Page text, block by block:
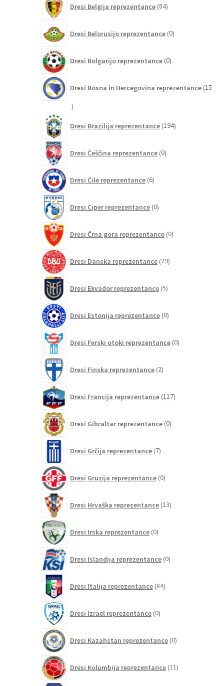
Dresi Belgija reprezentance 84izdelkov
Dresi Belorusijo reprezentance 0izdelkov
Dresi Bolgarijo reprezentance 0izdelkov
Dresi Bosna in Hercegovina reprezentance 15
15
Dresi Brazilija reprezentance 194izdelkov
Dresi Češčina reprezentance 0izdelkov
Dresi Čile reprezentance 6izdelkov
Dresi Ciper reprezentance 0izdelkov
Dresi Črna gora reprezentance 0izdelkov
Dresi Danska reprezentance 29izdelkov
Dresi Ekvador reprezentance 5izdelkov
Dresi Estonija reprezentance 0izdelkov
Dresi Ferski otoki reprezentance 0izdelkov
Dresi Finska reprezentance 2izdelka
Dresi Francija reprezentance 117izdelkov
Dresi Gibraltar reprezentance 0izdelkov
Dresi Grčija reprezentance 7izdelkov
Dresi Gruzija reprezentance 0izdelkov
Dresi Hrvaška reprezentance 13izdelkov
Dresi Irska reprezentance 0izdelkov
Dresi Islandija reprezentance 0izdelkov
Dresi Italija reprezentance 84izdelkov
Dresi Izrael reprezentance 0izdelkov
Dresi Kazahstan reprezentance 0izdelkov
Dresi Kolumbija reprezentance 11izdelkov